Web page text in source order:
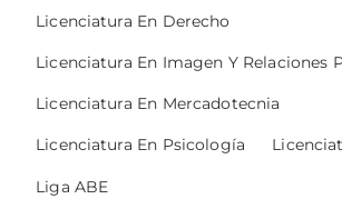
Licenciatura En Derecho
Licenciatura En Imagen Y Relaciones
Licenciatura En Mercadotecnia
Licenciatura En Psicología
Liga ABE